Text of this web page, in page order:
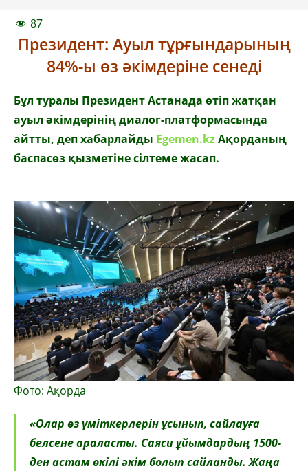
87
Президент: Ауыл тұрғындарының
84%-ы өз әкімдеріне сенеді
Бұл туралы Президент Астанада өтіп жатқан
ауыл әкімдерінің диалог-платформасында
айтты, деп хабарлайды Egemen.kzАқорданың
баспасөз қызметіне сілтеме жасап.
Фото: Ақорда
«Олар өз үміткерлерін ұсынып, сайлауға
белсене араласты. Саяси ұйымдардың 1500-
ден астам өкілі әкім болып сайланды. Жаңа